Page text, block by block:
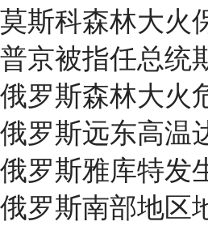
莫斯科森林大火
普京被指任总统
俄罗斯森林大火
俄罗斯远东高温
俄罗斯雅库特发
俄罗斯南部地区